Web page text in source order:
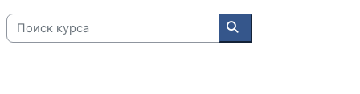
Поиск курса
Поиск курса